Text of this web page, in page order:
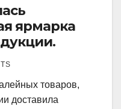
ярмарка
товаров,
доставила